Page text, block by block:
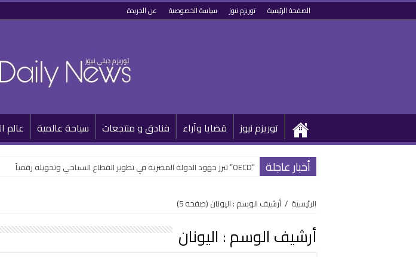
الصفحة الرئيسية توريزم نيوز سياسة الخصوصية عن الجريدة
توريزم نيوز قضايا وآراء فنادق و منتجعات سياحة عالمية عالم
أخبار عاجلة “OECD” تبرز جهود الدولة المصرية في تطوير القطاع السياحي وتحويله رقمياً
الرئيسية / أرشيف الوسم : اليونان (صفحه 5)
أرشيف الوسم : اليونان